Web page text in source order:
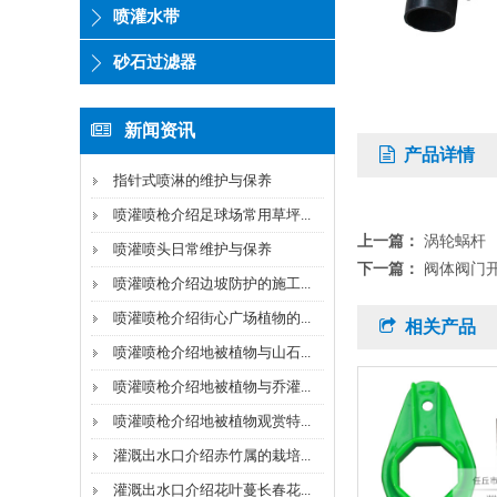
喷灌水带
砂石过滤器
新闻资讯
指针式喷淋的维护与保养
喷灌喷枪介绍足球场常用草坪...
喷灌喷头日常维护与保养
喷灌喷枪介绍边坡防护的施工...
喷灌喷枪介绍街心广场植物的...
喷灌喷枪介绍地被植物与山石...
喷灌喷枪介绍地被植物与乔灌...
喷灌喷枪介绍地被植物观赏特...
灌溉出水口介绍赤竹属的栽培...
灌溉出水口介绍花叶蔓长春花...
产品详情
上一篇： 涡轮蜗杆
下一篇：
阀体阀门
相关产品